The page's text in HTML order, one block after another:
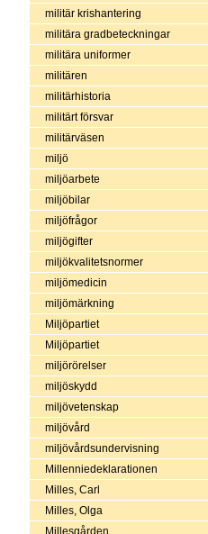
militär krishantering
militära gradbeteckningar
militära uniformer
militären
militärhistoria
militärt försvar
militärväsen
miljö
miljöarbete
miljöbilar
miljöfrågor
miljögifter
miljökvalitetsnormer
miljömedicin
miljömärkning
Miljöpartiet
Miljöpartiet
miljörörelser
miljöskydd
miljövetenskap
miljövård
miljövårdsundervisning
Millenniedeklarationen
Milles, Carl
Milles, Olga
Millesgården